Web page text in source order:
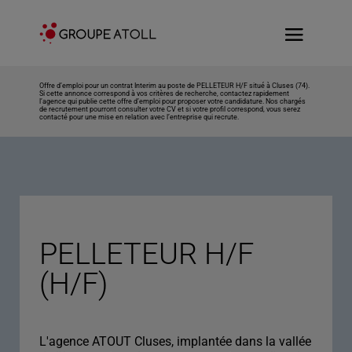
Offre d’emploi pour un contrat Interim au poste de PELLETEUR H/F situé à Cluses (74).
Si cette annonce correspond à vos critères de recherche, contactez rapidement
l’agence qui publie cette offre d’emploi pour proposer votre candidature. Nos chargés
de recrutement pourront consulter votre CV et si votre profil correspond, vous serez
contacté pour une mise en relation avec l’entreprise qui recrute.
PELLETEUR H/F
(H/F)
L'agence ATOUT Cluses, implantée dans la vallée